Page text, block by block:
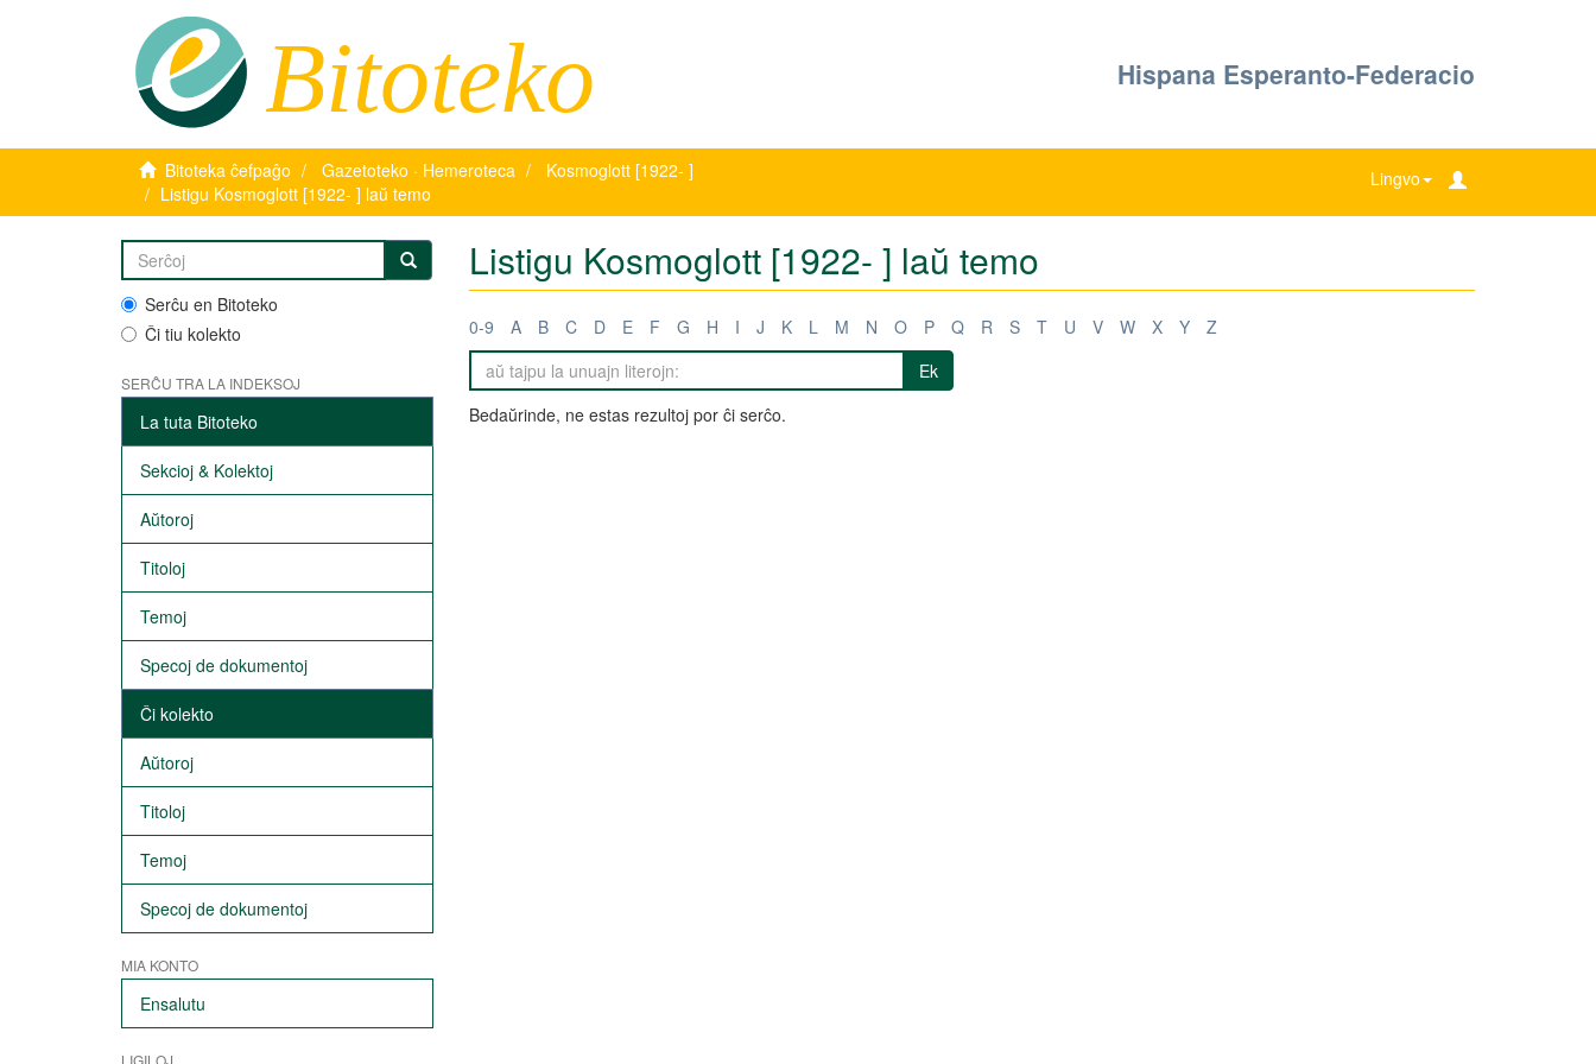
Bitoteko Hispana Esperanto-Federacio
Bitoteka ĉefpaĝo Gazetoteko · Hemeroteca
Kosmoglott [1922- ]
Listigu Kosmoglott [1922- ] laŭ temo
Lingvo
Serĉu en Bitoteko
Ĉi tiu kolekto
SERĈU TRA LA INDEKSOJ
La tuta Bitoteko
Sekcioj & Kolektoj
Aŭtoroj
Titoloj
Temoj
Specoj de dokumentoj
Ĉi kolekto
Aŭtoroj
Titoloj
Temoj
Specoj de dokumentoj
MIA KONTO
Ensalutu
LIGILOJ
Listigu Kosmoglott [1922- ] laŭ temo
0-9 A B C D E F G H I J K L M N O P Q R S T U V W X Y
Z
Ek
Bedaŭrinde, ne estas rezultoj por ĉi serĉo.